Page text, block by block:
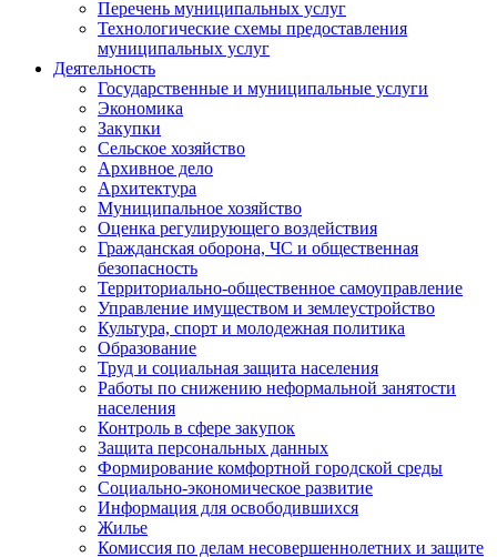
Перечень муниципальных услуг
Технологические схемы предоставления
муниципальных услуг
Деятельность
Государственные и муниципальные услуги
Экономика
Закупки
Сельское хозяйство
Архивное дело
Архитектура
Муниципальное хозяйство
Оценка регулирующего воздействия
Гражданская оборона, ЧС и общественная
безопасность
Территориально-общественное самоуправление
Управление имуществом и землеустройство
Культура, спорт и молодежная политика
Образование
Труд и социальная защита населения
Работы по снижению неформальной занятости
населения
Контроль в сфере закупок
Защита персональных данных
Формирование комфортной городской среды
Социально-экономическое развитие
Информация для освободившихся
Жилье
Комиссия по делам несовершеннолетних и защите